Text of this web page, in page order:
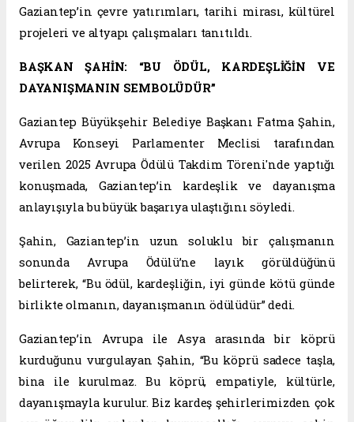
Gaziantep’in çevre yatırımları, tarihi mirası, kültürel
projeleri ve altyapı çalışmaları tanıtıldı.
BAŞKAN ŞAHİN: “BU ÖDÜL, KARDEŞLİĞİN VE
DAYANIŞMANIN SEMBOLÜDÜR”
Gaziantep Büyükşehir Belediye Başkanı Fatma Şahin,
Avrupa Konseyi Parlamenter Meclisi tarafından
verilen 2025 Avrupa Ödülü Takdim Töreni'nde yaptığı
konuşmada, Gaziantep’in kardeşlik ve dayanışma
anlayışıyla bu büyük başarıya ulaştığını söyledi.
Şahin, Gaziantep’in uzun soluklu bir çalışmanın
sonunda Avrupa Ödülü’ne layık görüldüğünü
belirterek, “Bu ödül, kardeşliğin, iyi günde kötü günde
birlikte olmanın, dayanışmanın ödülüdür” dedi.
Gaziantep’in Avrupa ile Asya arasında bir köprü
kurduğunu vurgulayan Şahin, “Bu köprü sadece taşla,
bina ile kurulmaz. Bu köprü, empatiyle, kültürle,
dayanışmayla kurulur. Biz kardeş şehirlerimizden çok